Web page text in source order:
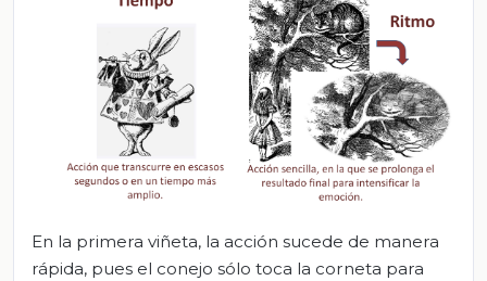
En la primera viñeta, la acción sucede de manera
rápida, pues el conejo sólo toca la corneta para